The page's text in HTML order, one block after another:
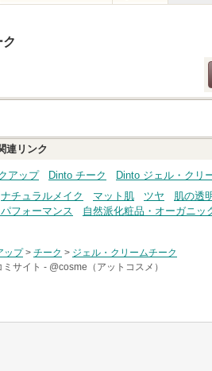
連リンク
アップ Dinto チーク Dinto ジェル・クリ
ナチュラルメイク マット肌 ツヤ 肌の透
フォーマンス 自然派化粧品・オーガニッ
ップ> チーク > ジェル・クリームチーク
ミサイト - @cosme（アットコスメ）